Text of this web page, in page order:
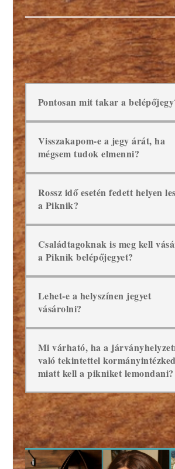
Pontosan mit takar a
Visszakapom-e a jegy árát, ha
mégsem tudok elmenni?
Rossz idő esetén fedett helyen
a Piknik?
Családtagoknak is meg kell
a Piknik belépőjegyet?
Lehet-e a helyszínen jegyet
vásárolni?
Mi várható, ha a
való tekintettel
miatt kell a pikniket lemondani?